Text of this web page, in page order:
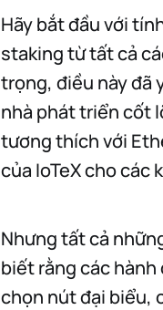
Hãy bắt đầu với
staking từ tất cả
trọng, điều này đã
nhà phát triển cốt
tương thích với
của IoTeX cho các
Nhưng tất cả
biết rằng các hành
chọn nút đại biểu,